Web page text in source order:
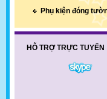
Phụ kiện đóng
HỖ TRỢ TRỰC TUYẾN